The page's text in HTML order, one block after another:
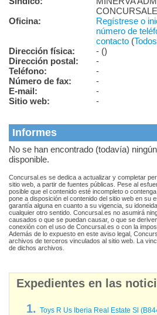
Oficina:
Regístrese o
número de
contacto (
Dirección física:
- ()
Dirección postal:
-
Teléfono:
-
Número de fax:
-
E-mail:
-
Sitio web:
-
Informes
No se han encontrado (todavía)
disponible.
Concursal.es se dedica a actualizar y completar
sitio web, a partir de fuentes públicas. Pese al
posible que el contenido esté incompleto o
pone a disposición el contenido del sitio web en su
garantía alguna en cuanto a su vigencia, su
cualquier otro sentido. Concursal.es no asumirá
causados o que se puedan causar, o que se
conexión con el uso de Concursal.es o con la
Además de lo expuesto en este aviso legal,
archivos de terceros vinculados al sitio web. La
de dichos archivos.
Expedientes en las
Toys R Us Iberia Real Estate Sl